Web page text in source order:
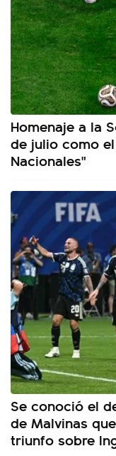
Homenaje a la
de julio como
Nacionales"
Se conoció el
de Malvinas
triunfo sobre